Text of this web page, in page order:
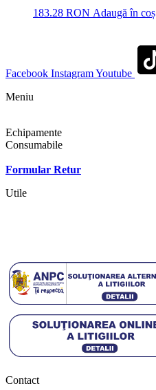
183.28 RON Adaugă în coș
Facebook InstagramYoutube
Meniu
Echipamente
Consumabile
Formular Retur
Utile
Contact